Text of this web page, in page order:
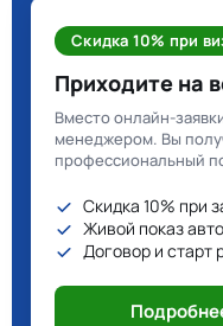
Скидка 10% при
Приходите на
Вместо онлайн-
менеджером. Вы
профессиональный
Скидка 10% при
Живой показ
Договор и старт